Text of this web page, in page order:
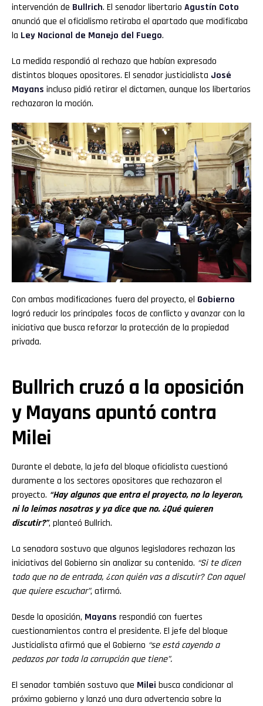
intervención de Bullrich. El senador libertario Agustín Coto
anunció que el oficialismo retiraba el apartado que modificaba
la Ley Nacional de Manejo del Fuego.
La medida respondió al rechazo que habían expresado
distintos bloques opositores. El senador justicialista José
Mayans incluso pidió retirar el dictamen, aunque los libertarios
rechazaron la moción.
Con ambas modificaciones fuera del proyecto, el Gobierno
logró reducir los principales focos de conflicto y avanzar con la
iniciativa que busca reforzar la protección de la propiedad
privada.
Bullrich cruzó a la oposición
y Mayans apuntó contra
Milei
Durante el debate, la jefa del bloque oficialista cuestionó
duramente a los sectores opositores que rechazaron el
proyecto. “Hay algunos que entra el proyecto, no lo leyeron,
ni lo leímos nosotros y ya dice que no. ¿Qué quieren
discutir?”, planteó Bullrich.
La senadora sostuvo que algunos legisladores rechazan las
iniciativas del Gobierno sin analizar su contenido. “Si te dicen
todo que no de entrada, ¿con quién vas a discutir? Con aquel
que quiere escuchar”, afirmó.
Desde la oposición, Mayans respondió con fuertes
cuestionamientos contra el presidente. El jefe del bloque
Justicialista afirmó que el Gobierno “se está cayendo a
pedazos por toda la corrupción que tiene”.
El senador también sostuvo que Milei busca condicionar al
próximo gobierno y lanzó una dura advertencia sobre la